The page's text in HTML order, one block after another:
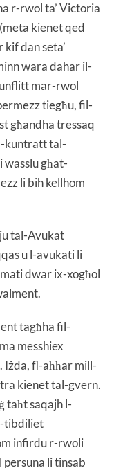
r-rwol ta’ Victoria
kienet qed
dan seta’
wara dahar il-
mar-rwol
tiegħu, fil-
għandha tressaq
kuntratt tal-
wasslu għat-
li bih kellhom
tal-Avukat
u l-avukati li
dwar ix-xogħol
tagħha fil-
messhiex
Iżda, fl-aħħar mill-
kienet tal-gvern.
taħt saqajh l-
tibdiliet
infirdu r-rwoli
li tinsab